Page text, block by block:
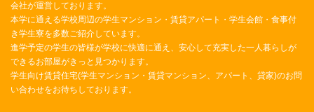
会社が運営しております。
本学に通える学校周辺の学生マンション・賃貸アパート・学生会館・食事付
き学生寮を多数ご紹介しています。
進学予定の学生の皆様が学校に快適に通え、安心して充実した一人暮らしが
できるお部屋がきっと見つかります。
学生向け賃貸住宅(学生マンション・賃貸マンション、アパート、貸家)のお問
い合わせをお待ちしております。